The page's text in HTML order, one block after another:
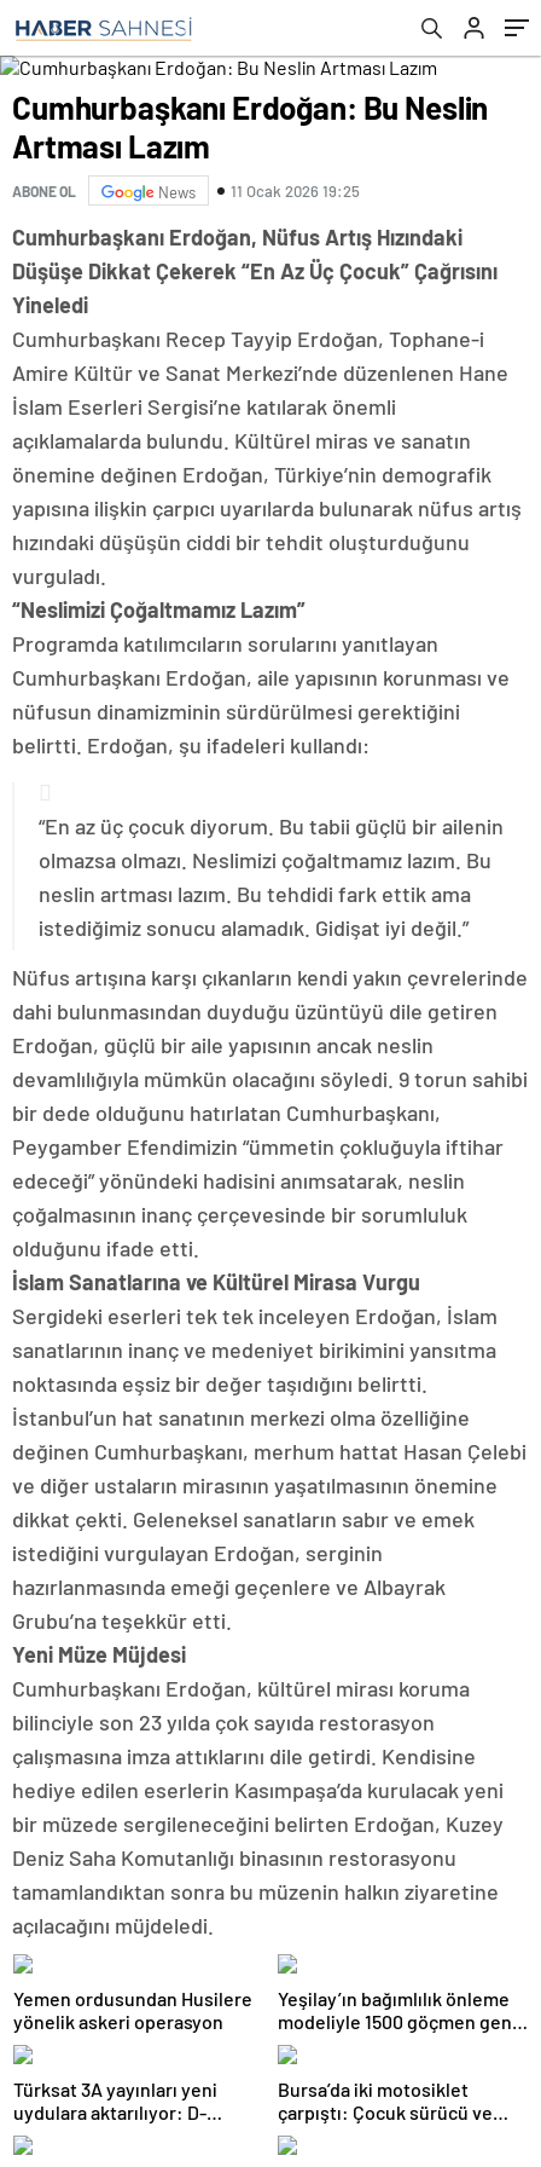
Cumhurbaşkanı Erdoğan: Bu Neslin
Artması Lazım
ABONE OL News 11 Ocak 2026 19:25
Cumhurbaşkanı Erdoğan, Nüfus Artış Hızındaki
Düşüşe Dikkat Çekerek “En Az Üç Çocuk” Çağrısını
Yineledi
Cumhurbaşkanı Recep Tayyip Erdoğan, Tophane-i
Amire Kültür ve Sanat Merkezi’nde düzenlenen Hane
İslam Eserleri Sergisi’ne katılarak önemli
açıklamalarda bulundu. Kültürel miras ve sanatın
önemine değinen Erdoğan, Türkiye’nin demografik
yapısına ilişkin çarpıcı uyarılarda bulunarak nüfus artış
hızındaki düşüşün ciddi bir tehdit oluşturduğunu
vurguladı.
“Neslimizi Çoğaltmamız Lazım”
Programda katılımcıların sorularını yanıtlayan
Cumhurbaşkanı Erdoğan, aile yapısının korunması ve
nüfusun dinamizminin sürdürülmesi gerektiğini
belirtti. Erdoğan, şu ifadeleri kullandı:
“En az üç çocuk diyorum. Bu tabii güçlü bir ailenin
olmazsa olmazı. Neslimizi çoğaltmamız lazım. Bu
neslin artması lazım. Bu tehdidi fark ettik ama
istediğimiz sonucu alamadık. Gidişat iyi değil.”
Nüfus artışına karşı çıkanların kendi yakın çevrelerinde
dahi bulunmasından duyduğu üzüntüyü dile getiren
Erdoğan, güçlü bir aile yapısının ancak neslin
devamlılığıyla mümkün olacağını söyledi. 9 torun sahibi
bir dede olduğunu hatırlatan Cumhurbaşkanı,
Peygamber Efendimizin “ümmetin çokluğuyla iftihar
edeceği” yönündeki hadisini anımsatarak, neslin
çoğalmasının inanç çerçevesinde bir sorumluluk
olduğunu ifade etti.
İslam Sanatlarına ve Kültürel Mirasa Vurgu
Sergideki eserleri tek tek inceleyen Erdoğan, İslam
sanatlarının inanç ve medeniyet birikimini yansıtma
noktasında eşsiz bir değer taşıdığını belirtti.
İstanbul’un hat sanatının merkezi olma özelliğine
değinen Cumhurbaşkanı, merhum hattat Hasan Çelebi
ve diğer ustaların mirasının yaşatılmasının önemine
dikkat çekti. Geleneksel sanatların sabır ve emek
istediğini vurgulayan Erdoğan, serginin
hazırlanmasında emeği geçenlere ve Albayrak
Grubu’na teşekkür etti.
Yeni Müze Müjdesi
Cumhurbaşkanı Erdoğan, kültürel mirası koruma
bilinciyle son 23 yılda çok sayıda restorasyon
çalışmasına imza attıklarını dile getirdi. Kendisine
hediye edilen eserlerin Kasımpaşa’da kurulacak yeni
bir müzede sergileneceğini belirten Erdoğan, Kuzey
Deniz Saha Komutanlığı binasının restorasyonu
tamamlandıktan sonra bu müzenin halkın ziyaretine
açılacağını müjdeledi.
Yemen ordusundan Husilere
yönelik askeri operasyon
Yeşilay’ın bağımlılık önleme
modeliyle 1500 göçmen genç
güvenli geleceğe hazırlandı
Türksat 3A yayınları yeni
uydulara aktarılıyor: D-
Smart’tan kritik uyarı
Bursa’da iki motosiklet
çarpıştı: Çocuk sürücü ve
yolcu yaralandı